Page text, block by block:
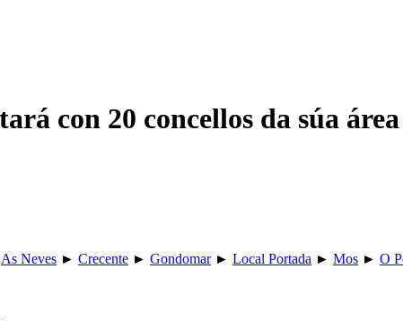
con 20 concellos da súa
As Neves ► Crecente ► Gondomar► Local Portada ► Mos ► O